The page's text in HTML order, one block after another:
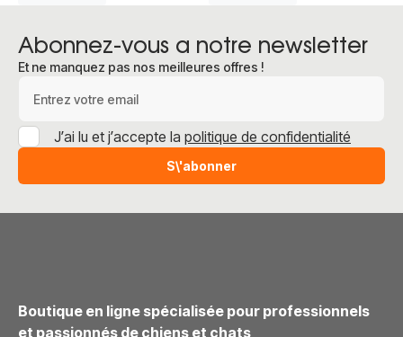
Abonnez-vous a notre newsletter
Et ne manquez pas nos meilleures offres !
S\'abonner
J’ai lu et j’accepte la politique de confidentialité
Boutique en ligne spécialisée pour professionnels
et passionnés de chiens et chats